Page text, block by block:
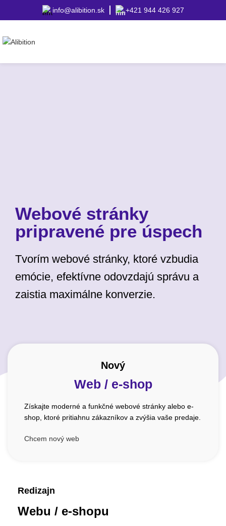
info@alibition.sk +421 944 426 927
Webové stránky
pripravené pre úspech
Tvorím webové stránky, ktoré vzbudia
emócie, efektívne odovzdajú správu a
zaistia maximálne konverzie.
Nový
Web / e-shop
Získajte moderné a funkčné webové stránky alebo e-
shop, ktoré pritiahnu zákazníkov a zvýšia vaše predaje.
Chcem nový web
Redizajn
Webu / e-shopu